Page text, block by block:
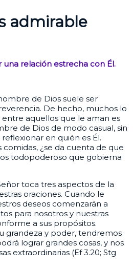
admirable
una relación estrecha con Él.
de Dios suele ser
De hecho, muchos lo
aquellos que le aman es
de Dios de modo casual, sin
en quién es Él.
comidas, ¿se da cuenta de que
todopoderoso que gobierna
toca tres aspectos de la
oraciones. Cuando le
deseos comenzarán a
para nosotros y nuestras
a sus propósitos.
grandeza y poder, tendremos
lograr grandes cosas, y nos
extraordinarias (Ef 3.20; Stg